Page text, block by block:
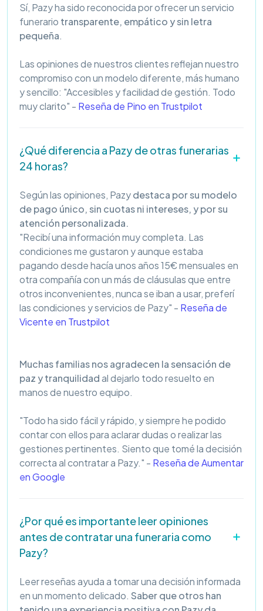
Sí, Pazy ha sido reconocida por ofrecer un servicio
funerario transparente, empático y sin letra
pequeña.
Las opiniones de nuestros clientes reflejan nuestro
compromiso con un modelo diferente, más humano
y sencillo: "Accesibles y facilidad de gestión. Todo
muy clarito" - Reseña de Pino en Trustpilot
¿Qué diferencia a Pazy de otras funerarias
24 horas?
Según las opiniones, Pazydestaca por su modelo
de pago único, sin cuotas ni intereses, y por su
atención personalizada.
"Recibí una información muy completa. Las
condiciones me gustaron y aunque estaba
pagando desde hacía unos años 15€ mensuales en
otra compañía con un más de cláusulas que entre
otros inconvenientes, nunca se iban a usar, preferí
las condiciones y servicios de Pazy" - Reseña de
Vicente en Trustpilot
Muchas familias nos agradecen la sensación de
paz y tranquilidadal dejarlo todo resuelto en
manos de nuestro equipo.
"Todo ha sido fácil y rápido, y siempre he podido
contar con ellos para aclarar dudas o realizar las
gestiones pertinentes. Siento que tomé la decisión
correcta al contratar a Pazy." - Reseña de Aumentar
en Google
¿Por qué es importante leer opiniones
antes de contratar una funeraria como
Pazy?
Leer reseñas ayuda a tomar una decisión informada
en un momento delicado. Saber que otros han